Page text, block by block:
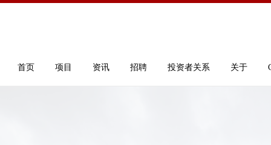
首页 项目 资讯 招聘 投资者关系 关于